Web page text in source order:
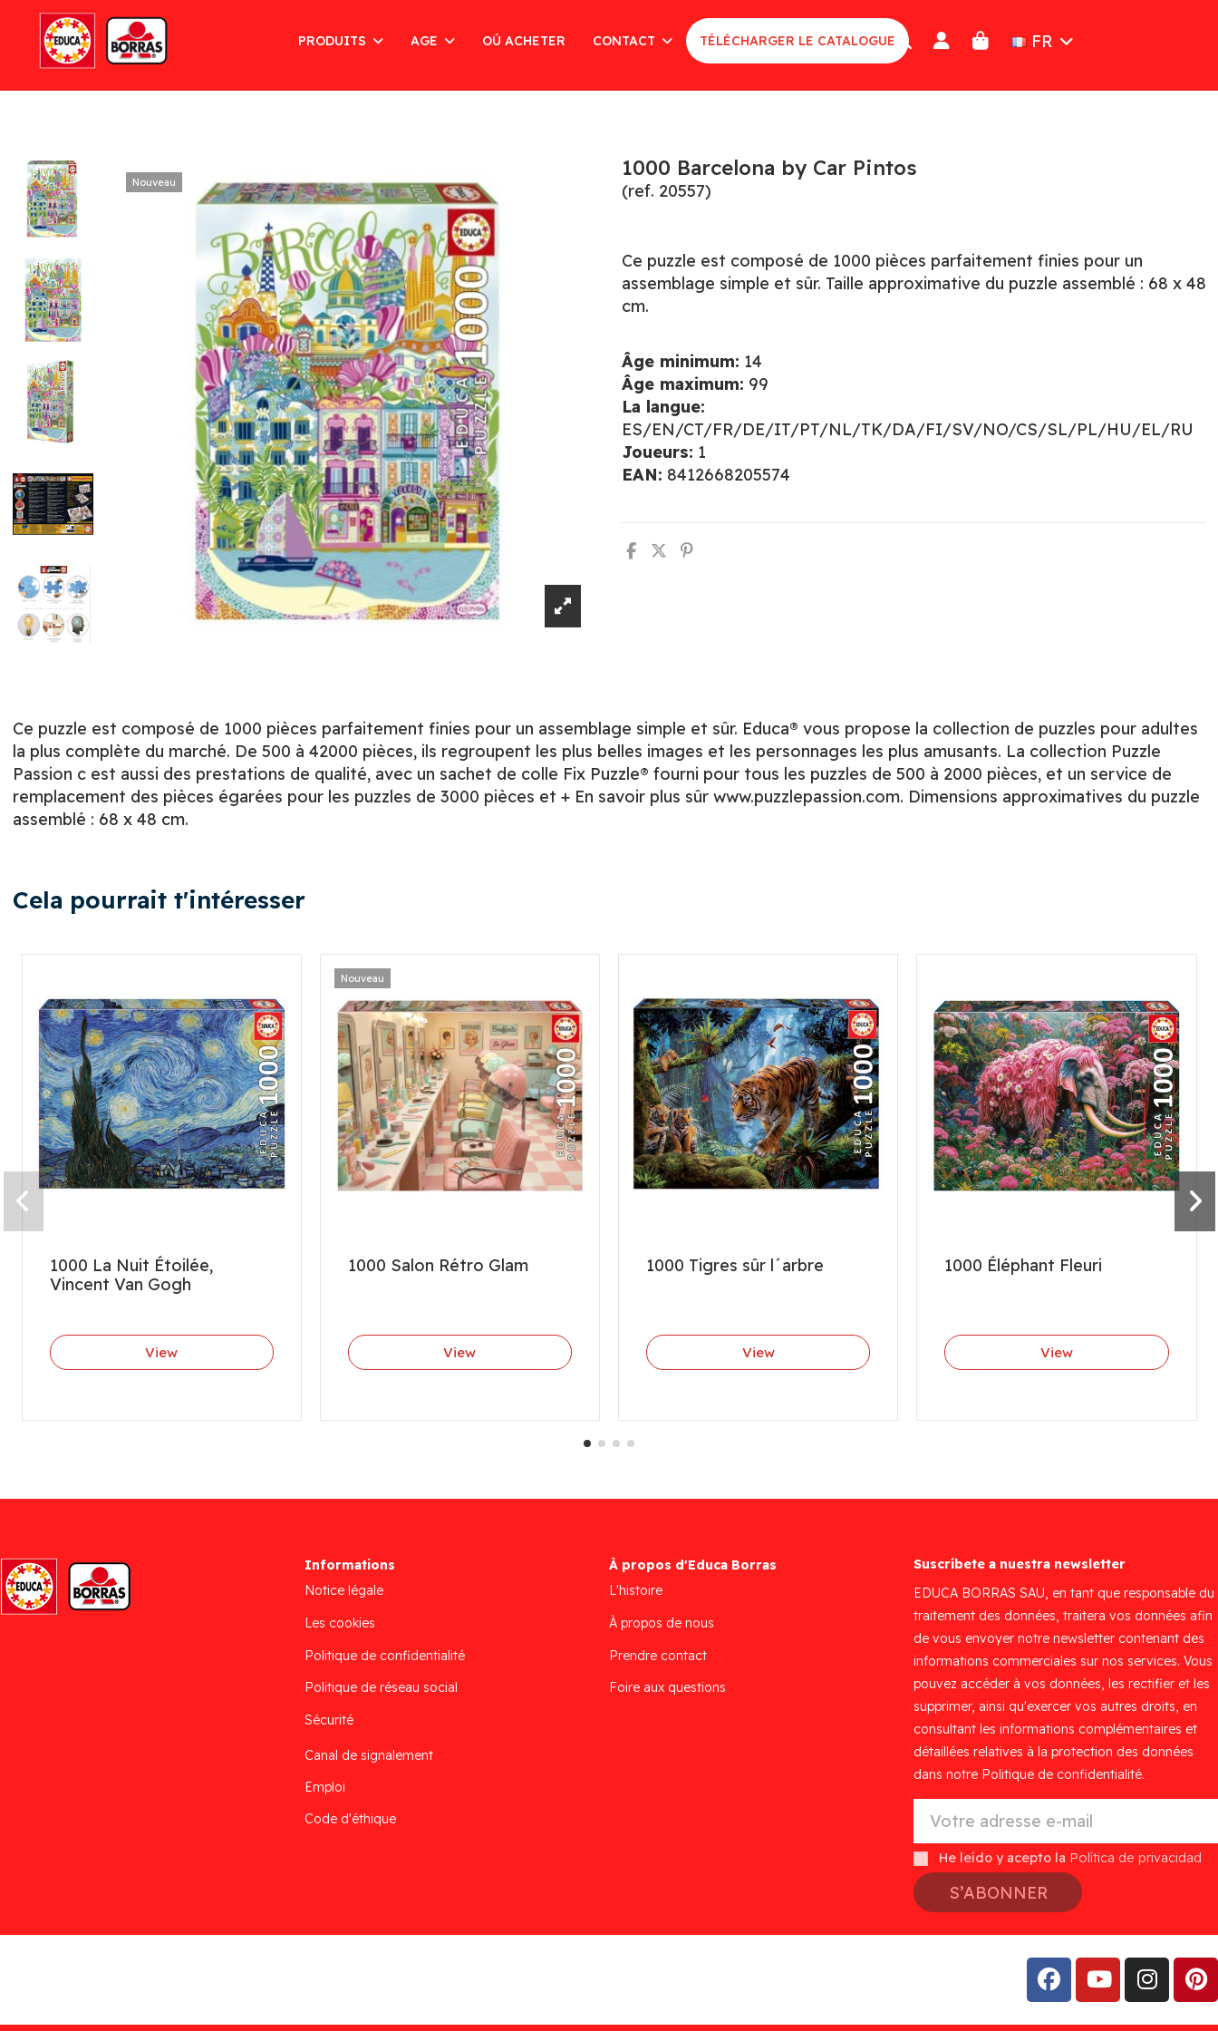
PRODUITS AGE OÚ ACHETER CONTACT TÉLÉCHARGER LE CATALOGUE FR
Nouveau
1000 Barcelona by Car Pintos
(ref. 20557)
Ce puzzle est composé de 1000 pièces parfaitement finies pour un
assemblage simple et sûr. Taille approximative du puzzle assemblé : 68 x 48
cm.
Âge minimum: 14
Âge maximum: 99
La langue:
ES/EN/CT/FR/DE/IT/PT/NL/TK/DA/FI/SV/NO/CS/SL/PL/HU/EL/RU
Joueurs: 1
EAN: 8412668205574
Ce puzzle est composé de 1000 pièces parfaitement finies pour un assemblage simple et sûr. Educa® vous propose la collection de puzzles pour adultes
la plus complète du marché. De 500 à 42000 pièces, ils regroupent les plus belles images et les personnages les plus amusants. La collection Puzzle
Passion c est aussi des prestations de qualité, avec un sachet de colle Fix Puzzle® fourni pour tous les puzzles de 500 à 2000 pièces, et un service de
remplacement des pièces égarées pour les puzzles de 3000 pièces et + En savoir plus sûr www.puzzlepassion.com. Dimensions approximatives du puzzle
assemblé : 68 x 48 cm.
Cela pourrait t'intéresser
1000 La Nuit Étoilée,
Vincent Van Gogh
View
Nouveau
1000 Salon Rétro Glam
View
1000 Tigres sûr l´arbre
View
1000 Éléphant Fleuri
View
Informations
Notice légale
Les cookies
Politique de confidentialité
Politique de réseau social
Sécurité
Canal de signalement
Emploi
Code d'éthique
À propos d'Educa Borras
L'histoire
À propos de nous
Prendre contact
Foire aux questions
Suscríbete a nuestra newsletter
EDUCA BORRAS SAU, en tant que responsable du
traitement des données, traitera vos données afin
de vous envoyer notre newsletter contenant des
informations commerciales sur nos services. Vous
pouvez accéder à vos données, les rectifier et les
supprimer, ainsi qu'exercer vos autres droits, en
consultant les informations complémentaires et
détaillées relatives à la protection des données
dans notre Politique de confidentialité.
He leído y acepto la Política de privacidad
S’ABONNER